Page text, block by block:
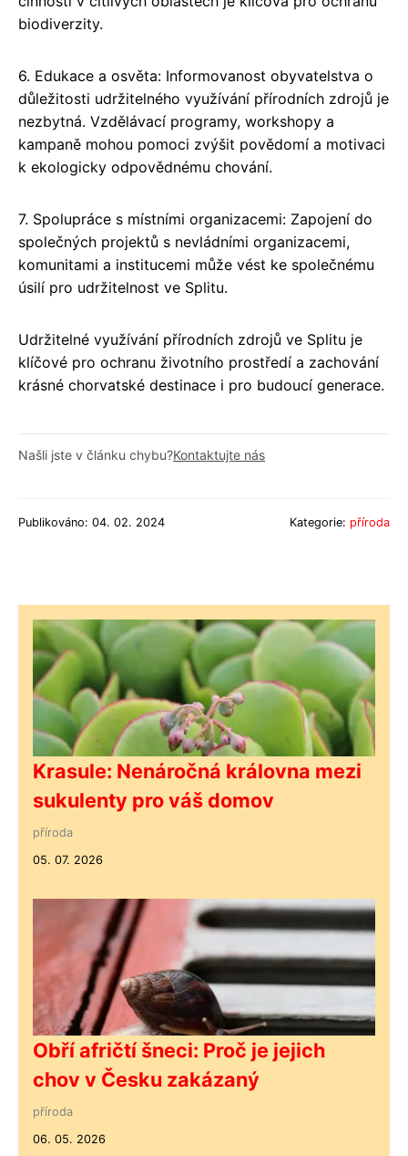
biodiverzity.
6. Edukace a osvěta: Informovanost obyvatelstva o
důležitosti udržitelného využívání přírodních zdrojů je
nezbytná. Vzdělávací programy, workshopy a
kampaně mohou pomoci zvýšit povědomí a motivaci
k ekologicky odpovědnému chování.
7. Spolupráce s místními organizacemi: Zapojení do
společných projektů s nevládními organizacemi,
komunitami a institucemi může vést ke společnému
úsilí pro udržitelnost ve Splitu.
Udržitelné využívání přírodních zdrojů ve Splitu je
klíčové pro ochranu životního prostředí a zachování
krásné chorvatské destinace i pro budoucí generace.
Našli jste v článku chybu?Kontaktujte nás
Publikováno: 04. 02. 2024 Kategorie: příroda
Krasule: Nenáročná královna mezi
sukulenty pro váš domov
příroda
05. 07. 2026
Obří afričtí šneci: Proč je jejich
chov v Česku zakázaný
příroda
06. 05. 2026